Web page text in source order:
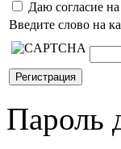
Даю согласие
Введите слово на
Пароль